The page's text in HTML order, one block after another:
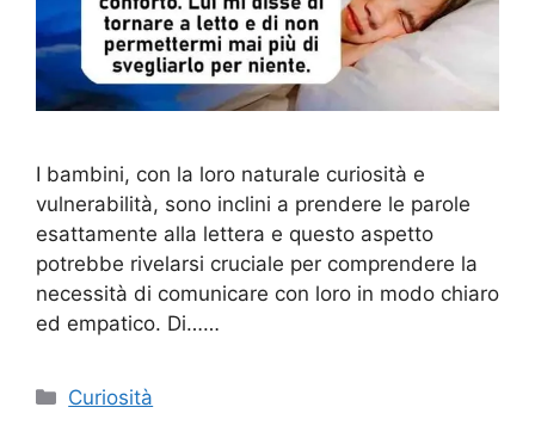
I bambini, con la loro naturale curiosità e
vulnerabilità, sono inclini a prendere le parole
esattamente alla lettera e questo aspetto
potrebbe rivelarsi cruciale per comprendere la
necessità di comunicare con loro in modo chiaro
ed empatico. Di……
Categorie
Curiosità